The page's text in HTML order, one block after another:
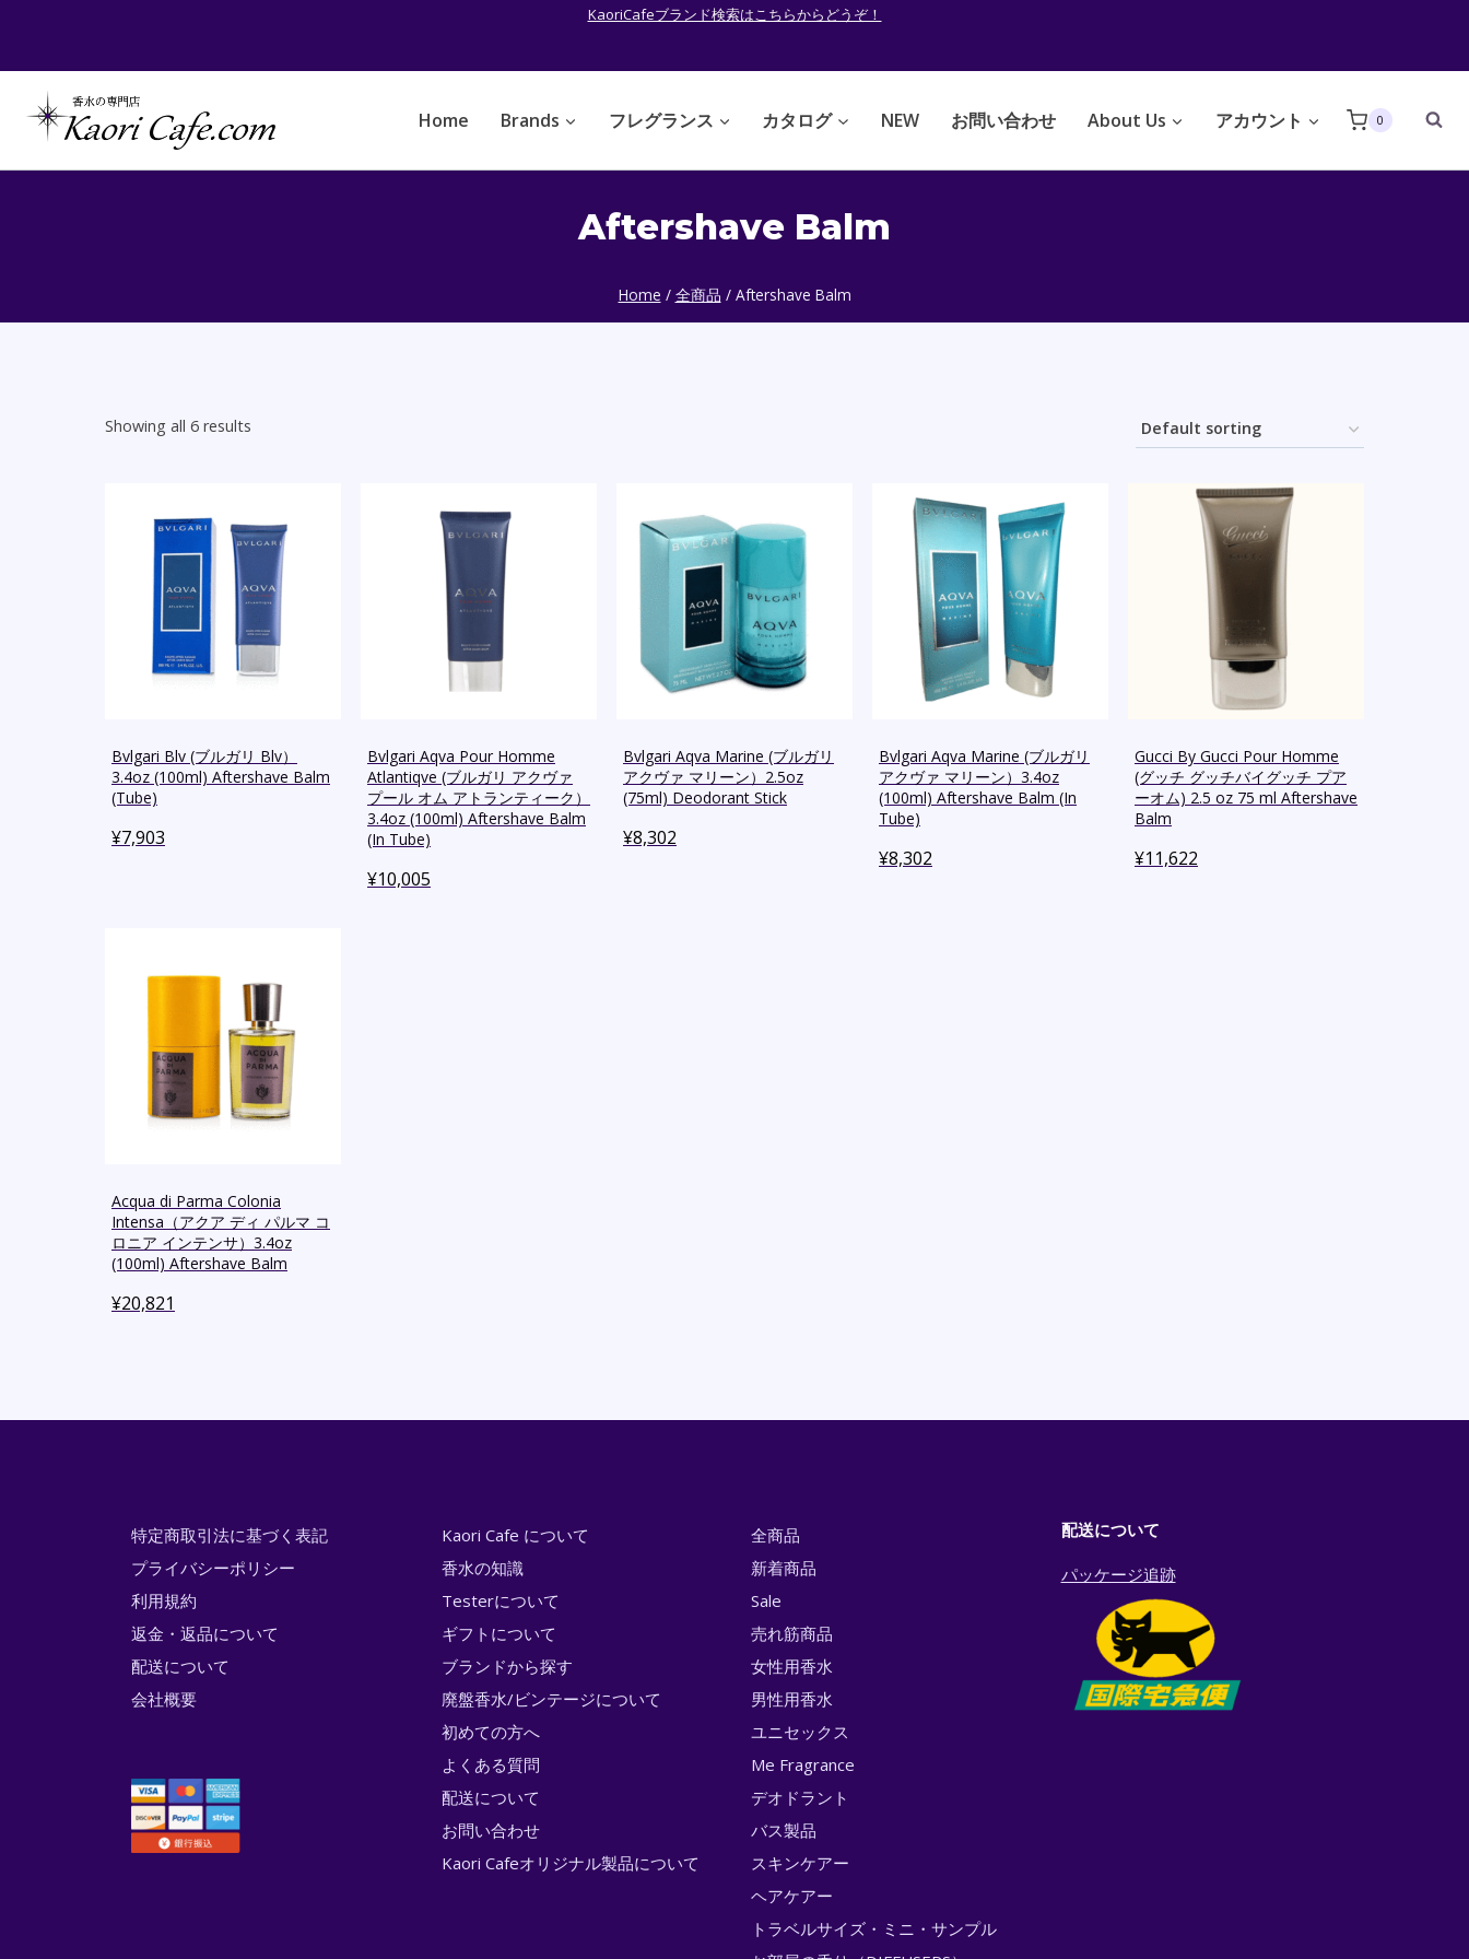
content
KaoriCafeブランド検索はこちらからどうぞ！
Home Brands フレグランス カタログ NEW お問い合わせ About Us アカウント 0
Aftershave Balm
Home / 全商品 / Aftershave Balm
Showing all 6 results
Bvlgari Blv (ブルガリ Blv）
3.4oz (100ml) Aftershave Balm
(Tube)
¥7,903
Bvlgari Aqva Pour Homme
Atlantiqve (ブルガリ アクヴァ
プール オム アトランティーク）
3.4oz (100ml) Aftershave Balm
(In Tube)
¥10,005
Bvlgari Aqva Marine (ブルガリ
アクヴァ マリーン）2.5oz
(75ml) Deodorant Stick
¥8,302
Bvlgari Aqva Marine (ブルガリ
アクヴァ マリーン）3.4oz
(100ml) Aftershave Balm (In
Tube)
¥8,302
Gucci By Gucci Pour Homme
(グッチ グッチバイグッチ プア
ーオム) 2.5 oz 75 ml Aftershave
Balm
¥11,622
Acqua di Parma Colonia
Intensa（アクア ディ パルマ コ
ロニア インテンサ）3.4oz
(100ml) Aftershave Balm
¥20,821
特定商取引法に基づく表記
プライバシーポリシー
利用規約
返金・返品について
配送について
会社概要
Kaori Cafe について
香水の知識
Testerについて
ギフトについて
ブランドから探す
廃盤香水/ビンテージについて
初めての方へ
よくある質問
配送について
お問い合わせ
Kaori Cafeオリジナル製品について
全商品
新着商品
Sale
売れ筋商品
女性用香水
男性用香水
ユニセックス
Me Fragrance
デオドラント
バス製品
スキンケアー
ヘアケアー
トラベルサイズ・ミニ・サンプル
配送について
パッケージ追跡